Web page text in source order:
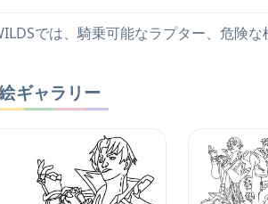
では、騎乗可能なラプター、危険
ギャラリー